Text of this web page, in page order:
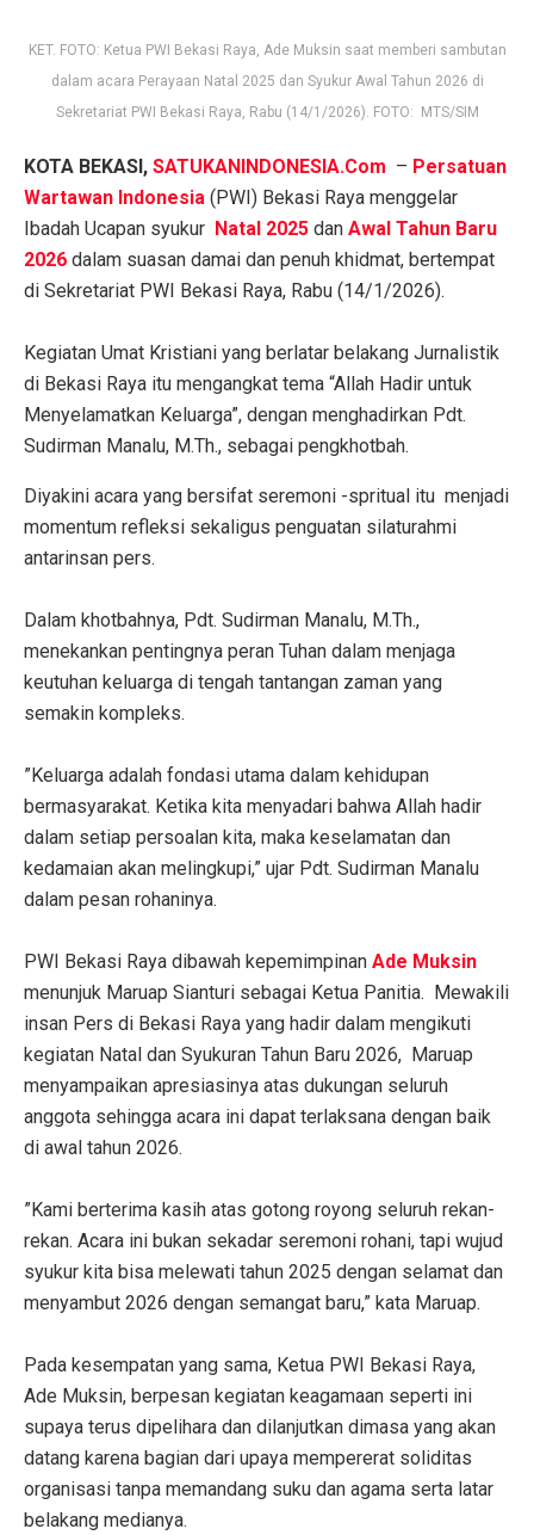
KET. FOTO: Ketua PWI Bekasi Raya, Ade Muksin saat memberi sambutan
dalam acara Perayaan Natal 2025 dan Syukur Awal Tahun 2026 di
Sekretariat PWI Bekasi Raya, Rabu (14/1/2026). FOTO: MTS/SIM
KOTA BEKASI, SATUKANINDONESIA.Com – Persatuan
Wartawan Indonesia (PWI) Bekasi Raya menggelar
Ibadah Ucapan syukur Natal 2025 dan Awal Tahun Baru
2026 dalam suasan damai dan penuh khidmat, bertempat
di Sekretariat PWI Bekasi Raya, Rabu (14/1/2026).
‎Kegiatan Umat Kristiani yang berlatar belakang Jurnalistik
di Bekasi Raya itu mengangkat tema “Allah Hadir untuk
Menyelamatkan Keluarga”, dengan menghadirkan Pdt.
Sudirman Manalu, M.Th., sebagai pengkhotbah.
Diyakini acara yang bersifat seremoni -spritual itu menjadi
momentum refleksi sekaligus penguatan silaturahmi
antarinsan pers.
Dalam khotbahnya, Pdt. Sudirman Manalu, M.Th.,
menekankan pentingnya peran Tuhan dalam menjaga
keutuhan keluarga di tengah tantangan zaman yang
semakin kompleks.
‎”Keluarga adalah fondasi utama dalam kehidupan
bermasyarakat. Ketika kita menyadari bahwa Allah hadir
dalam setiap persoalan kita, maka keselamatan dan
kedamaian akan melingkupi,” ujar Pdt. Sudirman Manalu
dalam pesan rohaninya.
‎PWI Bekasi Raya dibawah kepemimpinan Ade Muksin
menunjuk Maruap Sianturi sebagai Ketua Panitia. Mewakili
insan Pers di Bekasi Raya yang hadir dalam mengikuti
kegiatan Natal dan Syukuran Tahun Baru 2026, Maruap
menyampaikan apresiasinya atas dukungan seluruh
anggota sehingga acara ini dapat terlaksana dengan baik
di awal tahun 2026.
‎”Kami berterima kasih atas gotong royong seluruh rekan-
rekan. Acara ini bukan sekadar seremoni rohani, tapi wujud
syukur kita bisa melewati tahun 2025 dengan selamat dan
menyambut 2026 dengan semangat baru,” kata Maruap.
‎Pada kesempatan yang sama, Ketua PWI Bekasi Raya,
Ade Muksin, berpesan kegiatan keagamaan seperti ini
supaya terus dipelihara dan dilanjutkan dimasa yang akan
datang karena bagian dari upaya mempererat soliditas
organisasi tanpa memandang suku dan agama serta latar
belakang medianya.